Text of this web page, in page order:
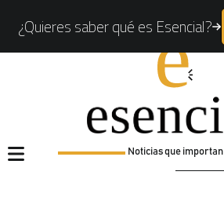
¿Quieres saber qué es Esencial?
Noticias que importan